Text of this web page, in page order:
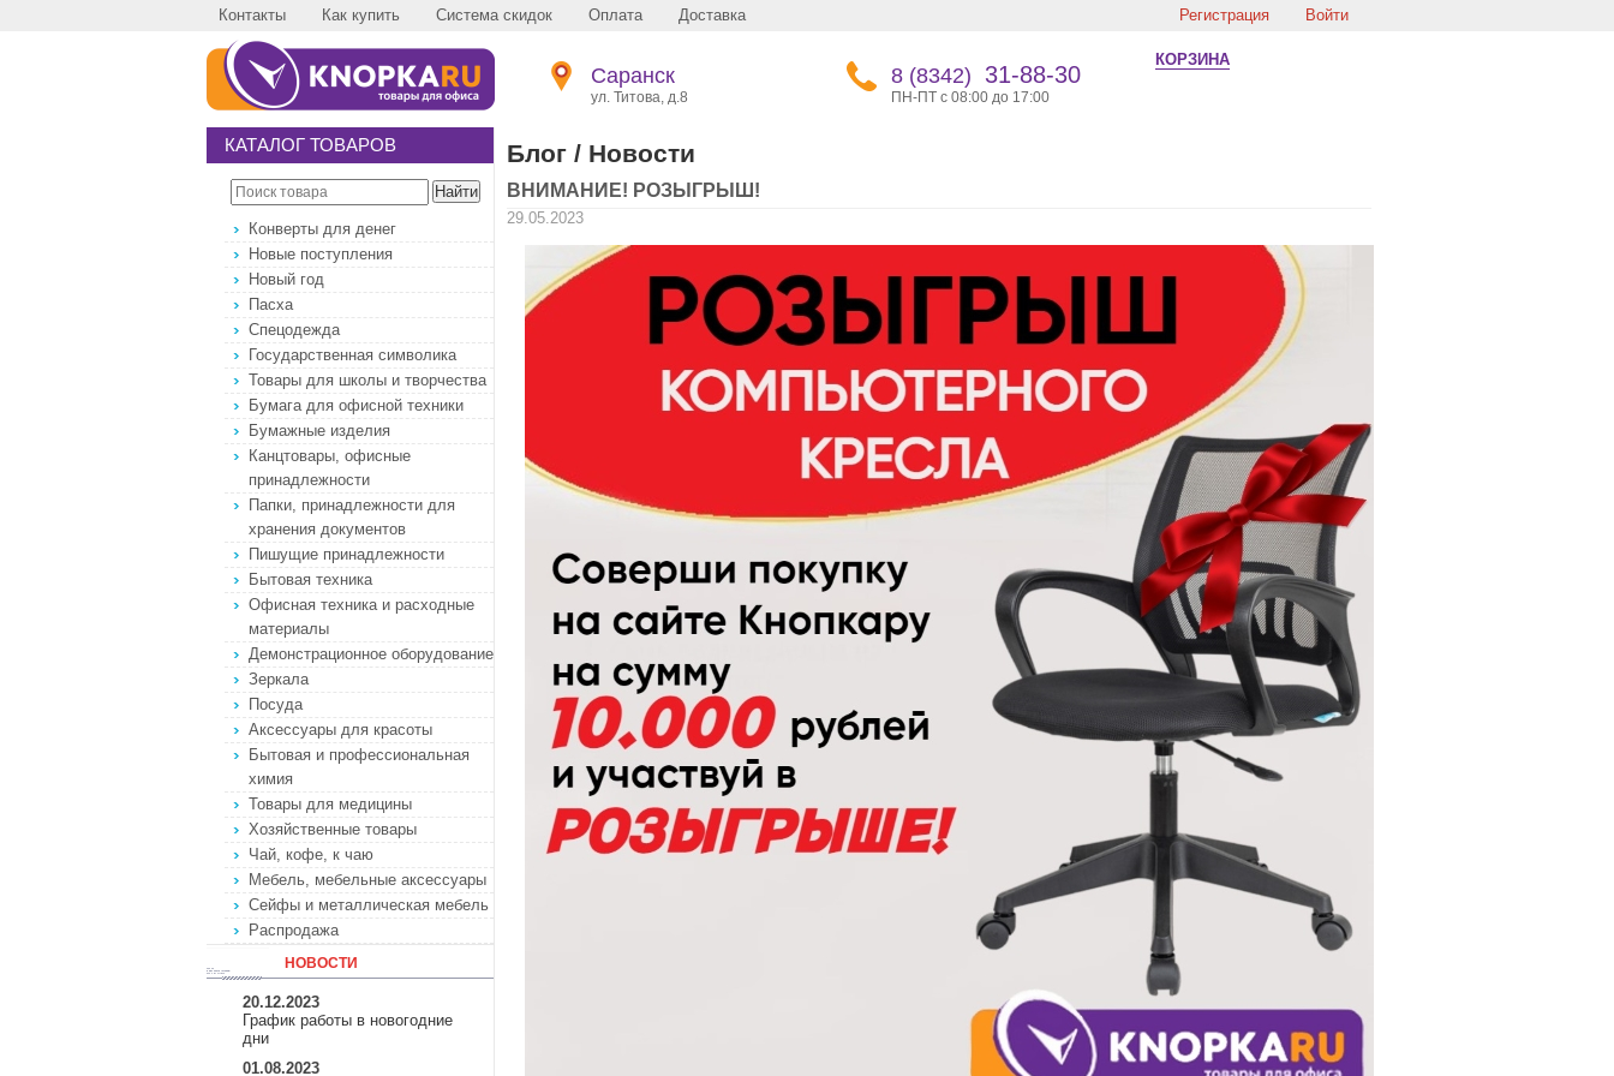
Контакты Как купить Система скидок Оплата Доставка Регистрация Войти
Саранск
ул. Титова, д.8
8 (8342) 31-88-30
ПН-ПТ с 08:00 до 17:00
КОРЗИНА
КАТАЛОГ ТОВАРОВ
Конверты для денег
Новые поступления
Новый год
Пасха
Спецодежда
Государственная символика
Товары для школы и творчества
Бумага для офисной техники
Бумажные изделия
Канцтовары, офисные
принадлежности
Папки, принадлежности для
хранения документов
Пишущие принадлежности
Бытовая техника
Офисная техника и расходные
материалы
Демонстрационное оборудование
Зеркала
Посуда
Аксессуары для красоты
Бытовая и профессиональная
химия
Товары для медицины
Хозяйственные товары
Чай, кофе, к чаю
Мебель, мебельные аксессуары
Сейфы и металлическая мебель
Распродажа
НОВОСТИ
20.12.2023
График работы в новогодние
дни
01.08.2023
Блог / Новости
ВНИМАНИЕ! РОЗЫГРЫШ!
29.05.2023